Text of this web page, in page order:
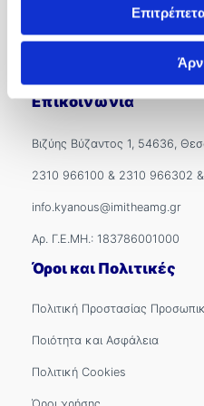
Ιατροί
Επικοινωνία
Βιζύης Βύζαντος 1, 54636,
2310 966100 & 2310 966302 &
info.kyanous@imitheamg.gr
Αρ. Γ.Ε.ΜΗ.: 183786001000
Όροι και Πολιτικές
Πολιτική Προστασίας
Ποιότητα και Ασφάλεια
Πολιτική Cookies